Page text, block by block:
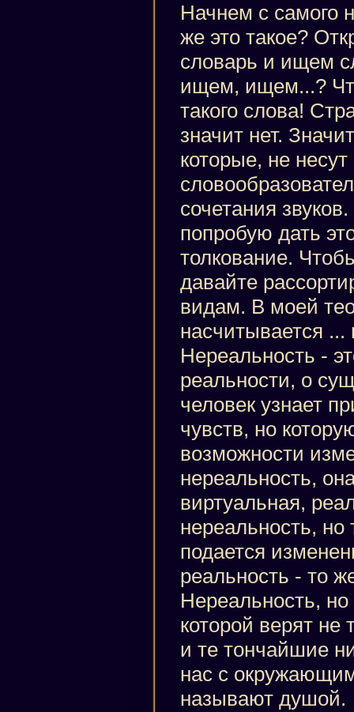
Начнем с самого
же это такое?
словарь и ищем
ищем, ищем...?
такого слова!
значит нет.
которые, не
сочетания
попробую дать
толкование.
давайте
видам. В моей
насчитывается
Нереальность -
реальности, о
человек узнает
чувств, но
возможности
нереальность,
виртуальная,
нереальность, но
подается
реальность - то
Нереальность, но
которой верят не
и те тончайшие
нас с
называют душой.